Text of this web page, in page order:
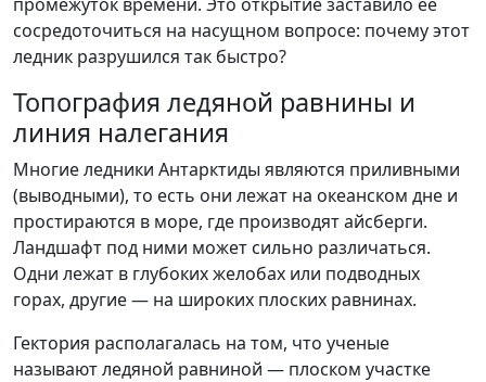
сосредоточиться на насущном вопросе: почему этот
ледник разрушился так быстро?
Топография ледяной равнины и
линия налегания
Многие ледники Антарктиды являются приливными
(выводными), то есть они лежат на океанском дне и
простираются в море, где производят айсберги.
Ландшафт под ними может сильно различаться.
Одни лежат в глубоких желобах или подводных
горах, другие — на широких плоских равнинах.
Гектория располагалась на том, что ученые
называют ледяной равниной — плоском участке